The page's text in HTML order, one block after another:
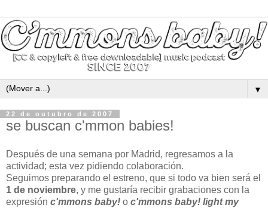
▼
22 de outubro de 2007
se buscan c'mmon babies!
Después de una semana por Madrid, regresamos a la
actividad; esta vez pidiendo colaboración.
Seguimos preparando el estreno, que si todo va bien será el
1 de noviembre, y me gustaría recibir grabaciones con la
expresión c'mmons baby! o c'mmons baby! light my